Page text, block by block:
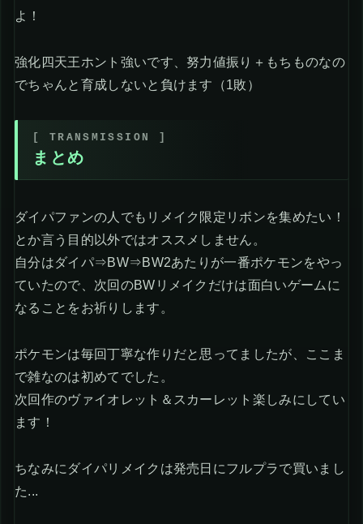
よ！
強化四天王ホント強いです、努力値振り＋もちものなの
でちゃんと育成しないと負けます（1敗）
まとめ
ダイパファンの人でもリメイク限定リボンを集めたい！
とか言う目的以外ではオススメしません。
自分はダイパ⇒BW⇒BW2あたりが一番ポケモンをやっ
ていたので、次回のBWリメイクだけは面白いゲームに
なることをお祈りします。
ポケモンは毎回丁寧な作りだと思ってましたが、ここま
で雑なのは初めてでした。
次回作のヴァイオレット＆スカーレット楽しみにしてい
ます！
ちなみにダイパリメイクは発売日にフルプラで買いまし
た...